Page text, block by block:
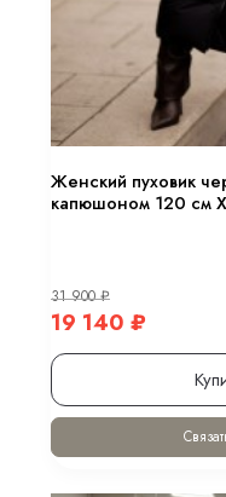
Женский пуховик
капюшоном 120 см
31 900₽
19 140 ₽